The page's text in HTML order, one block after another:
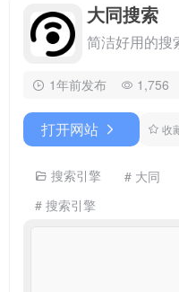
大同搜索
简洁好用的搜
1年前发布 1,756
打开网站 收
搜索引擎 # 大同
# 搜索引擎